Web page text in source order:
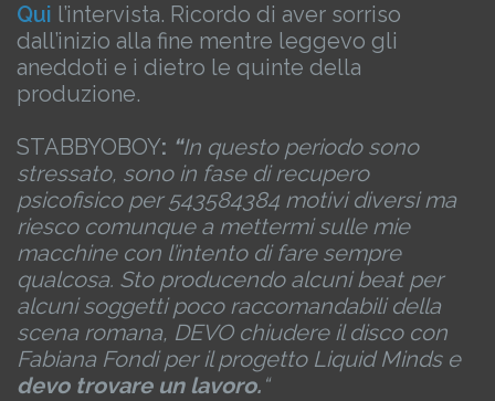
Qui l’intervista. Ricordo di aver sorriso
dall’inizio alla fine mentre leggevo gli
aneddoti e i dietro le quinte della
produzione.
STABBYOBOY: “In questo periodo sono
stressato, sono in fase di recupero
psicofisico per 543584384 motivi diversi ma
riesco comunque a mettermi sulle mie
macchine con l’intento di fare sempre
qualcosa. Sto producendo alcuni beat per
alcuni soggetti poco raccomandabili della
scena romana, DEVO chiudere il disco con
Fabiana Fondi per il progetto Liquid Minds e
devo trovare un lavoro. “